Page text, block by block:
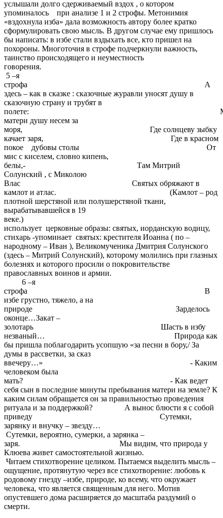
услышали долго сдерживаемый вздох , о котором
упоминалось при анализе 1 и 2 строфы. Метонимия
«вздохнула изба» дала возможность автору более кратко
сформулировать свою мысль. В другом случае ему пришлось
бы написать: в избе стали вздыхать все, кто пришел на
похороны. Многоточия в строфе подчеркнули важность,
таинство происходящего и неуместность
говорения.
5 –я
строфа А
здесь – как в сказке : сказочные журавли уносят душу в
сказочную страну и трубят в
полете:
матери душу несем за
моря, Где солнцеву зыбку
качает заря, Где в красном
покое дубовы столы От
мис с киселем, словно кипень,
белы,- Там Митрий
Солунский , с Миколою
Влас Святых обряжают в
камлот и атлас. (Камлот – род
плотной шерстяной или полушерстяной ткани,
вырабатывавшейся в 19
веке.)
использует церковные образы: святых, иорданскую водицу,
стихарь -упоминает святых: крестителя Иоанна ( по –
народному – Иван ), Великомученика Дмитрия Солунского
(здесь – Митрий Солунский), которому молились при глазных
болезнях и которого просили о покровительстве
православных воинов и армии.
6 –я
строфа В
избе грустно, тяжело, а на
природе Зарделось
оконце…Закат –
золотарь Шасть в избу
незваный… Природа как
бы пришла поблагодарить усопшую «за песни в бору,/ За
думы в рассветки, за сказ
ввечеру…» - Каким
человеком была
мать? - Как ведет
себя сын в последние минуты пребывания матери на земле? К
каким силам обращается он за правильностью проведения
ритуала и за поддержкой? А вынос блюсти я с собой
приведу Сутемки,
зарянку и внучку – звезду…
Сутемки, вероятно, сумерки, а зарянка –
заря. Мы видим, что природа у
Клюева живет самостоятельной жизнью.
Читаем стихотворение целиком. Пытаемся выделить мысль –
ощущение, протянутую через все стихотворение: любовь к
родовому гнезду –избе, природе, ко всему, что окружает
человека, что является священным для него. Мотив
опустевшего дома расширяется до масштаба раздумий о
смерти.